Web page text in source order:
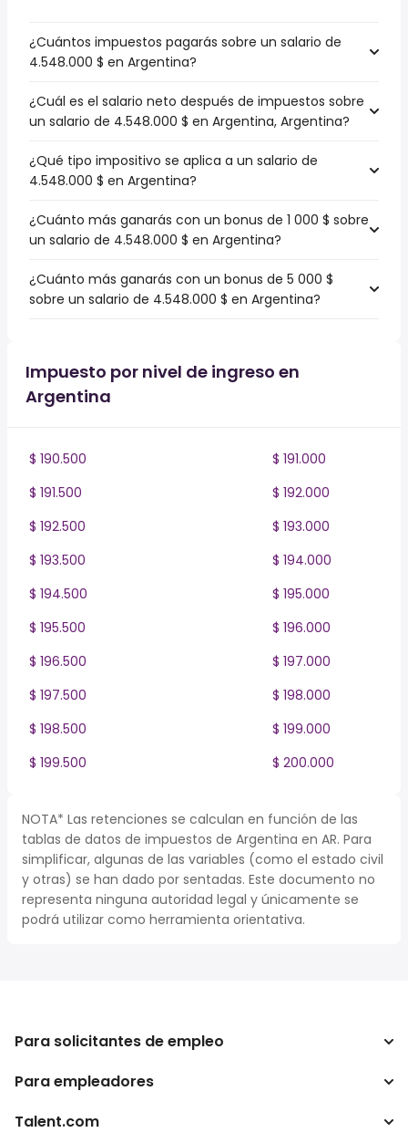
¿Cuántos impuestos pagarás sobre un salario de
4.548.000 $ en Argentina?
¿Cuál es el salario neto después de impuestos sobre
un salario de 4.548.000 $ en Argentina, Argentina?
¿Qué tipo impositivo se aplica a un salario de
4.548.000 $ en Argentina?
¿Cuánto más ganarás con un bonus de 1 000 $ sobre
un salario de 4.548.000 $ en Argentina?
¿Cuánto más ganarás con un bonus de 5 000 $
sobre un salario de 4.548.000 $ en Argentina?
Impuesto por nivel de ingreso en
Argentina
$ 190.500
$ 191.000
$ 191.500
$ 192.000
$ 192.500
$ 193.000
$ 193.500
$ 194.000
$ 194.500
$ 195.000
$ 195.500
$ 196.000
$ 196.500
$ 197.000
$ 197.500
$ 198.000
$ 198.500
$ 199.000
$ 199.500
$ 200.000
NOTA* Las retenciones se calculan en función de las
tablas de datos de impuestos de Argentina en AR. Para
simplificar, algunas de las variables (como el estado civil
y otras) se han dado por sentadas. Este documento no
representa ninguna autoridad legal y únicamente se
podrá utilizar como herramienta orientativa.
Para solicitantes de empleo
Buscador de trabajo
Para empleadores
Empresa
Talent.com